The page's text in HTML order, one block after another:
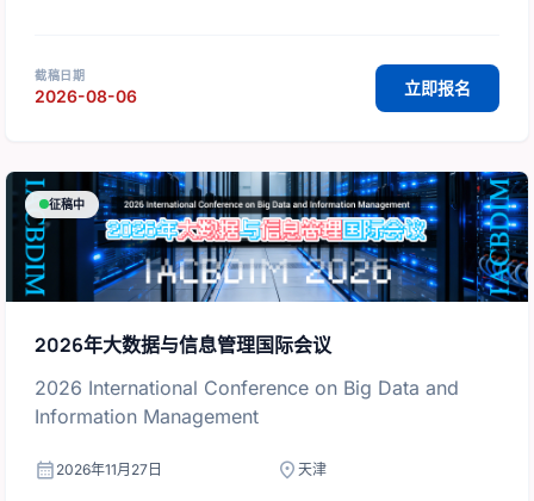
截稿日期
2026-08-06 立即报名
征稿中
2026年大数据与信息管理国际会议
2026 International Conference on Big Data and
Information Management
calendar_month 2026年11月27日 location_on 天津